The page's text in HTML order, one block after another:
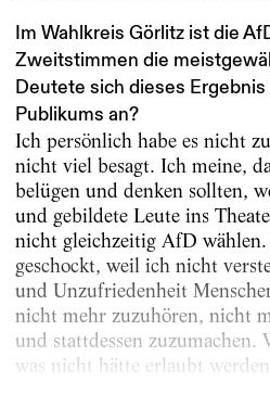
Im Wahlkreis Görlitz ist die
Zweitstimmen die
Deutete sich dieses
Publikums an?
Ich persönlich habe es nicht
nicht viel besagt. Ich meine,
belügen und denken sollten,
und gebildete Leute ins
nicht gleichzeitig AfD
geschockt, weil ich nicht
und Unzufriedenheit
nicht mehr zuzuhören, nicht
und stattdessen zuzumachen.
was nicht hätte erlaubt